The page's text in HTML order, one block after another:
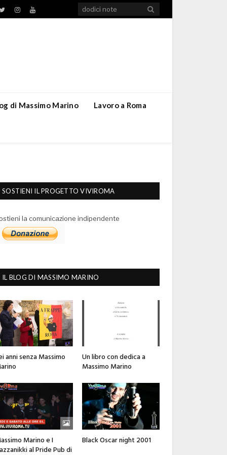
TwitterInstagramYouTube
di Massimo Marino Lavoro a Roma
SOSTIENI IL PROGETTO VIVIROMA
la comunicazione indipendente
IL BLOG DI MASSIMO MARINO
anni senza Massimo
Un libro con dedica a
Massimo Marino
Marino e I
al Pride Pub di
Black Oscar night 2001